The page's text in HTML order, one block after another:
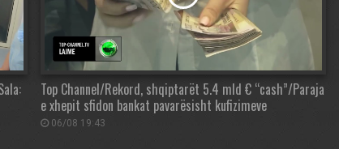
Top Channel/Rekord, shqiptarët 5.4 mld € “cash”/Paraja
e xhepit sfidon bankat pavarësisht kufizimeve
06/08 19:43